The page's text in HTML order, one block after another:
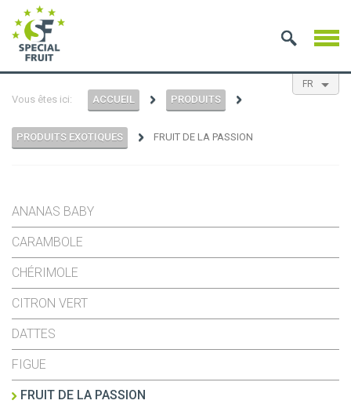
FR
Vous êtes ici: ACCUEIL PRODUITS
PRODUITS EXOTIQUES FRUIT DE LA PASSION
ANANAS BABY
CARAMBOLE
CHÉRIMOLE
CITRON VERT
DATTES
FIGUE
FRUIT DE LA PASSION